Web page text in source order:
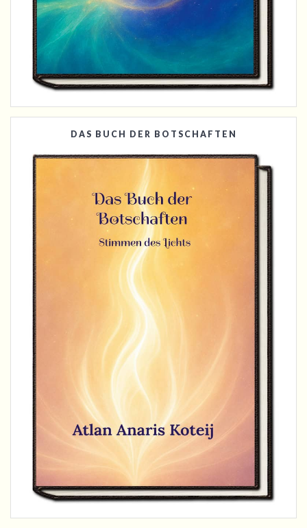
DAS BUCH DER BOTSCHAFTEN